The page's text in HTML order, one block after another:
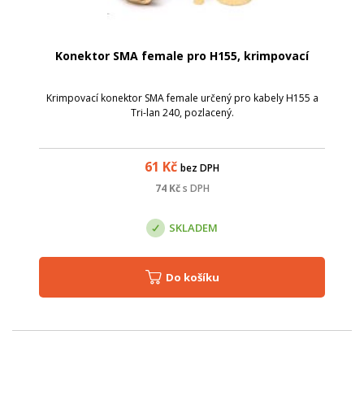
Konektor SMA female pro H155, krimpovací
Krimpovací konektor SMA female určený pro kabely H155 a
Tri-lan 240, pozlacený.
61 Kč bez DPH
74Kč s DPH
SKLADEM
Do košíku